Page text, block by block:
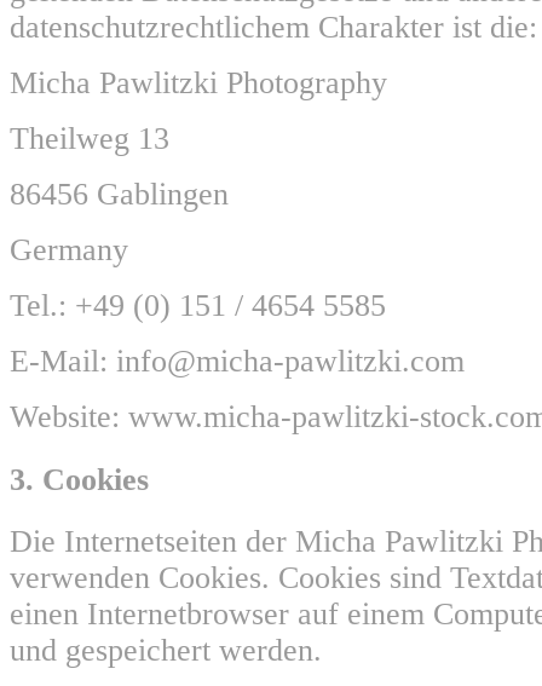
datenschutzrechtlichem Charakter ist die:
Micha Pawlitzki Photography
Theilweg 13
86456 Gablingen
Germany
Tel.: +49 (0) 151 / 4654 5585
E-Mail: info@micha-pawlitzki.com
Website: www.micha-pawlitzki-
3. Cookies
Die Internetseiten der Micha Pawlitzki
verwenden Cookies. Cookies sind
einen Internetbrowser auf einem
und gespeichert werden.